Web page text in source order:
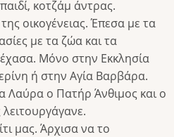
κοτζάμ άντρας.
οικογένειας. Έπεσα με τα
με τα ζώα και τα
Μόνο στην Εκκλησία
ή στην Αγία Βαρβάρα.
Λαύρα ο Πατήρ Άνθιμος και ο
μας. Άρχισα να το